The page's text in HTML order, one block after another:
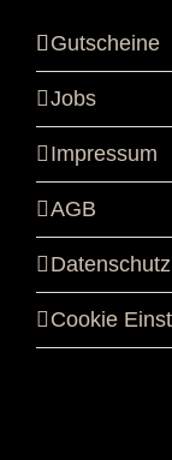
Gutscheine
Jobs
Impressum
AGB
Datenschutz
Cookie